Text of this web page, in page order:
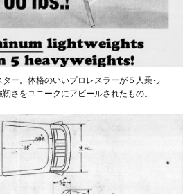
ター。体格のいいプロレスラーが５人乗っ
さをユニークにアピールされたもの。